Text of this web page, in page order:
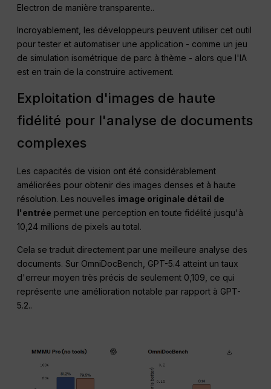
Electron de manière transparente..
Incroyablement, les développeurs peuvent utiliser cet outil
pour tester et automatiser une application - comme un jeu
de simulation isométrique de parc à thème - alors que l'IA
est en train de la construire activement.
Exploitation d'images de haute
fidélité pour l'analyse de documents
complexes
Les capacités de vision ont été considérablement
améliorées pour obtenir des images denses et à haute
résolution. Les nouvelles image originale détail de
l'entrée permet une perception en toute fidélité jusqu'à
10,24 millions de pixels au total.
Cela se traduit directement par une meilleure analyse des
documents. Sur OmniDocBench, GPT-5.4 atteint un taux
d'erreur moyen très précis de seulement 0,109, ce qui
représente une amélioration notable par rapport à GPT-
5.2..